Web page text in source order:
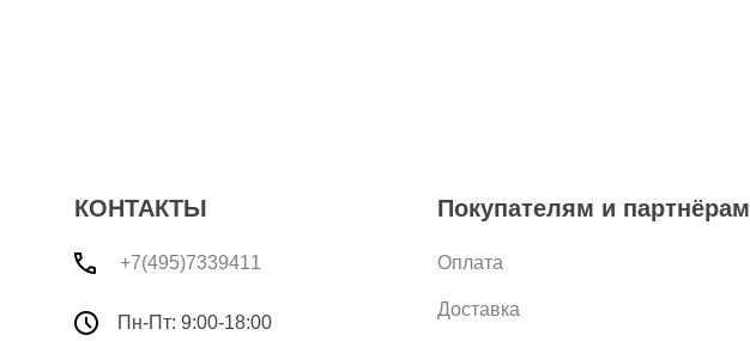
КОНТАКТЫ
+7(495)7339411
Пн-Пт: 9:00-18:00
Покупателям и партнёрам
Оплата
Доставка